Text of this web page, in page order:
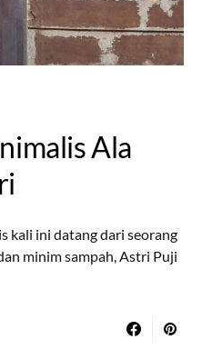
Ala
kali ini datang dari seorang
minim sampah, Astri Puji